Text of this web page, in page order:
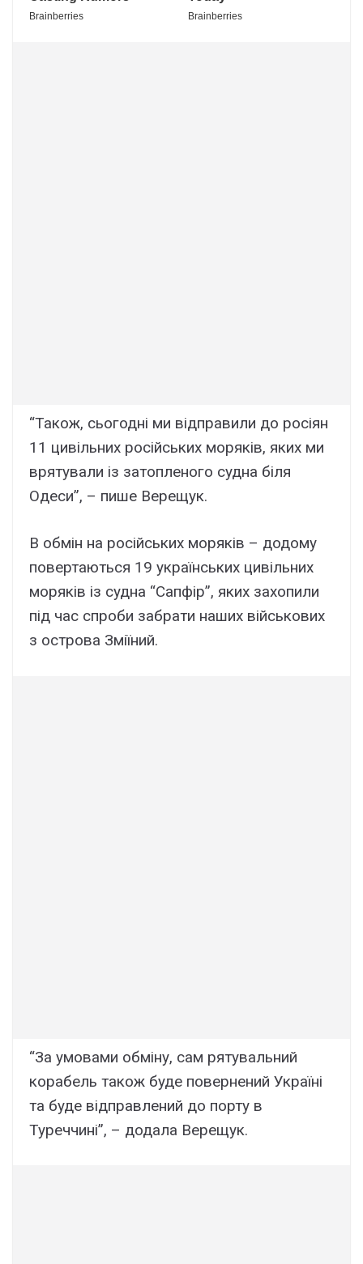
“Також, сьогодні ми відправили до росіян
11 цивільних російських моряків, яких ми
врятували із затопленого судна біля
Одеси”, – пише Верещук.
В обмін на російських моряків – додому
повертаються 19 українських цивільних
моряків із судна “Сапфір”, яких захопили
під час спроби забрати наших військових
з острова Зміїний.
“За умовами обміну, сам рятувальний
корабель також буде повернений Україні
та буде відправлений до порту в
Туреччині”, – додала Верещук.